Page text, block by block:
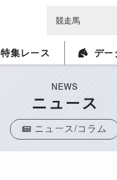
特集レース デー
NEWS
ニュース
ニュース/コラム